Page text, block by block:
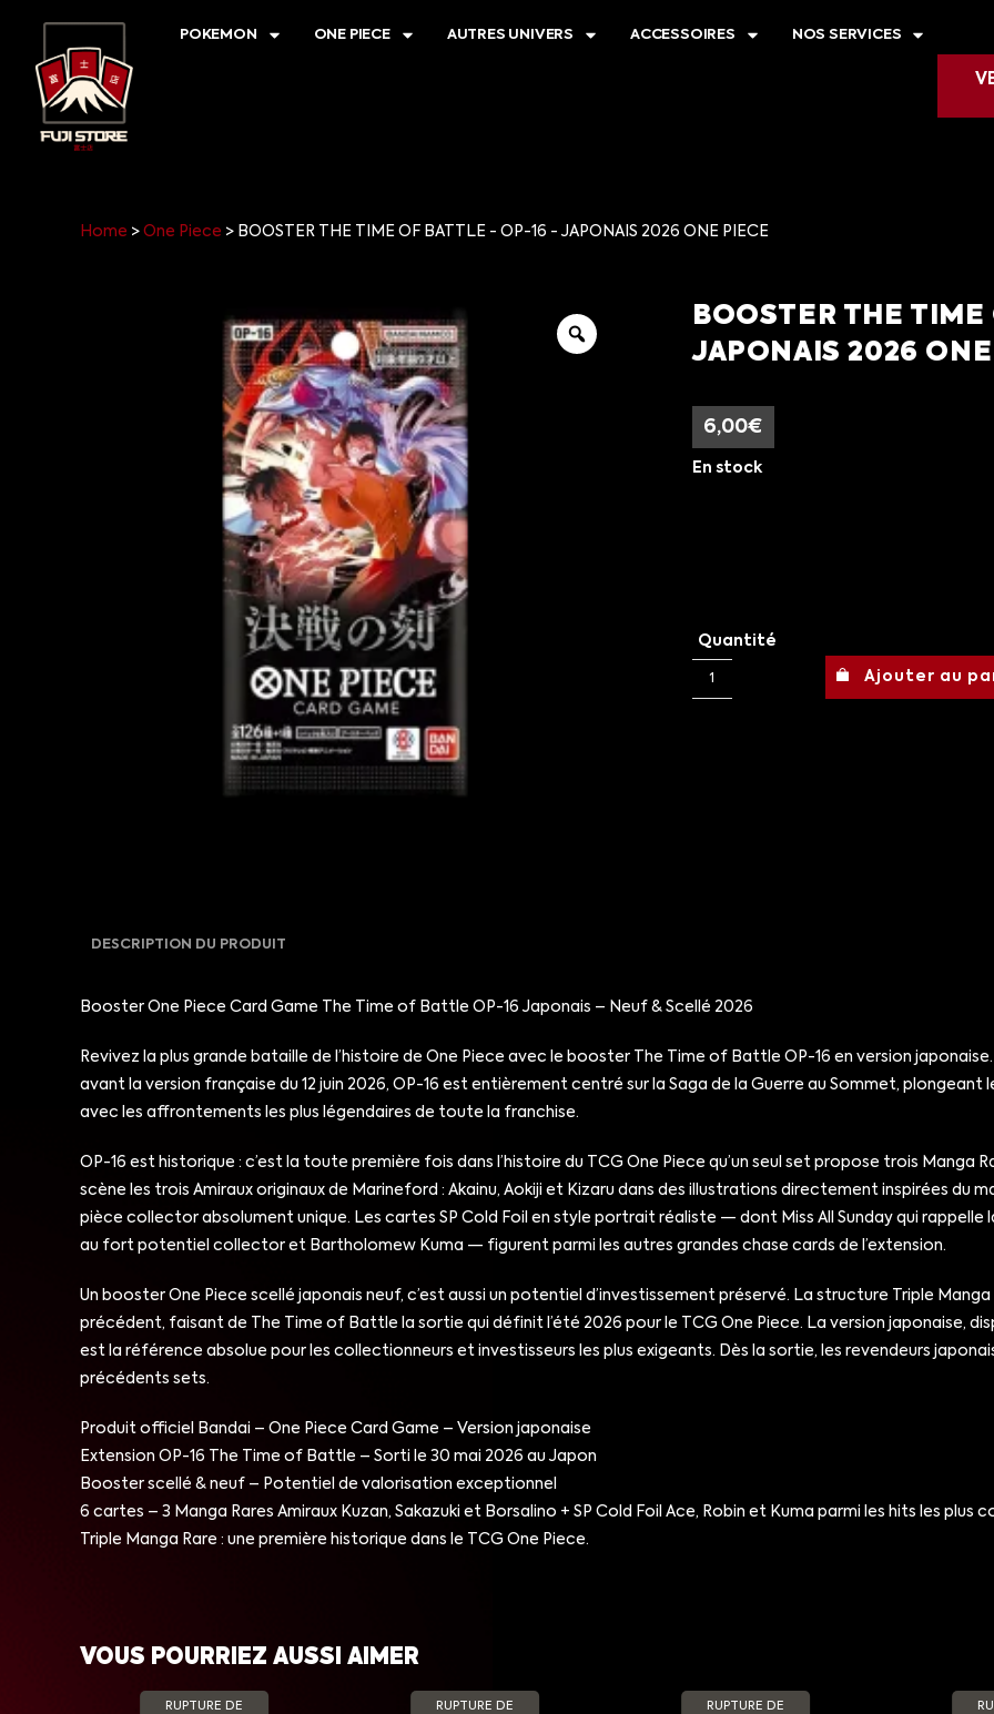
POKEMON ONE PIECE AUTRES UNIVERS ACCESSOIRES NOS SERVICES
Home > One Piece > BOOSTER THE TIME OF BATTLE - OP-16 - JAPONAIS 2026 ONE PIECE
BOOSTER THE
JAPONAIS 2026
6,00€
En stock
Quantité
Ajouter au
DESCRIPTION DU PRODUIT
Booster One Piece Card Game The Time of Battle OP-16 Japonais – Neuf & Scellé 2026
Revivez la plus grande bataille de l’histoire de One Piece avec le booster The Time of Battle OP-16 en version
avant la version française du 12 juin 2026, OP-16 est entièrement centré sur la Saga de la Guerre au Sommet,
avec les affrontements les plus légendaires de toute la franchise.
OP-16 est historique : c’est la toute première fois dans l’histoire du TCG One Piece qu’un seul set propose trois
scène les trois Amiraux originaux de Marineford : Akainu, Aokiji et Kizaru dans des illustrations directement inspirées du
pièce collector absolument unique. Les cartes SP Cold Foil en style portrait réaliste — dont Miss All Sunday qui rappelle
au fort potentiel collector et Bartholomew Kuma — figurent parmi les autres grandes chase cards de l’extension.
Un booster One Piece scellé japonais neuf, c’est aussi un potentiel d’investissement préservé. La structure Triple
précédent, faisant de The Time of Battle la sortie qui définit l’été 2026 pour le TCG One Piece. La version japonaise,
est la référence absolue pour les collectionneurs et investisseurs les plus exigeants. Dès la sortie, les revendeurs
précédents sets.
Produit officiel Bandai – One Piece Card Game – Version japonaise
Extension OP-16 The Time of Battle – Sorti le 30 mai 2026 au Japon
Booster scellé & neuf – Potentiel de valorisation exceptionnel
6 cartes – 3 Manga Rares Amiraux Kuzan, Sakazuki et Borsalino + SP Cold Foil Ace, Robin et Kuma parmi les hits les plus
Triple Manga Rare : une première historique dans le TCG One Piece.
VOUS POURRIEZ AUSSI AIMER
RUPTURE DE
RUPTURE DE
RUPTURE DE